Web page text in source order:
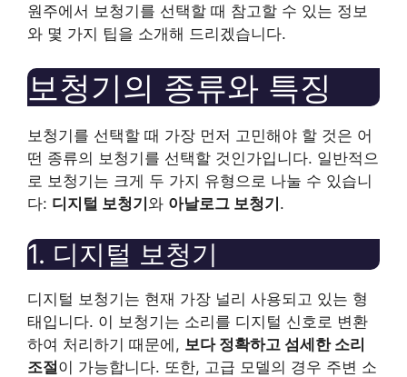
원주에서 보청기를 선택할 때 참고할 수 있는 정보
와 몇 가지 팁을 소개해 드리겠습니다.
보청기의 종류와 특징
보청기를 선택할 때 가장 먼저 고민해야 할 것은 어
떤 종류의 보청기를 선택할 것인가입니다. 일반적으
로 보청기는 크게 두 가지 유형으로 나눌 수 있습니
다: 디지털 보청기 와 아날로그 보청기 .
1. 디지털 보청기
디지털 보청기는 현재 가장 널리 사용되고 있는 형
태입니다. 이 보청기는 소리를 디지털 신호로 변환
하여 처리하기 때문에, 보다 정확하고 섬세한 소리
조절이 가능합니다. 또한, 고급 모델의 경우 주변 소